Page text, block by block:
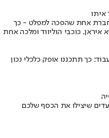
איתו
אחת שהפכה למפלט - כך
איראן, כוכבי הוליווד ומלכה אחת
כך תתכננו אופק כלכלי נכון
שיצילו את הכסף שלכם